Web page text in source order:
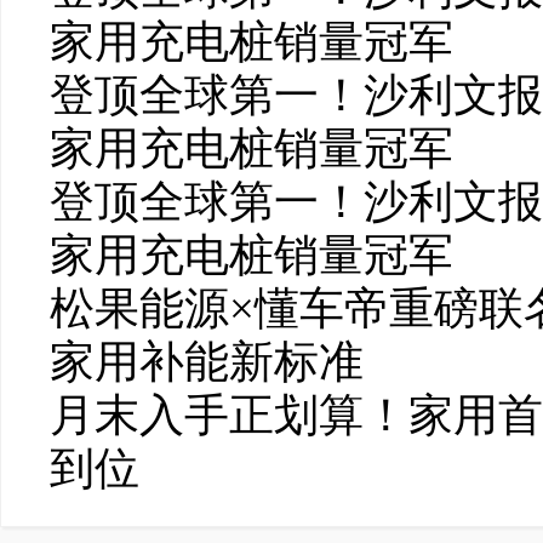
家用充电桩销量冠军
登顶全球第一！沙利文
家用充电桩销量冠军
登顶全球第一！沙利文
家用充电桩销量冠军
松果能源×懂车帝重磅
家用补能新标准
月末入手正划算！家用
到位